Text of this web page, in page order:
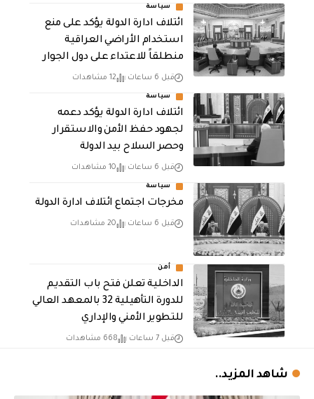
سياسة
ائتلاف ادارة الدولة يؤكد على منع
استخدام الأراضي العراقية
منطلقاً للاعتداء على دول الجوار
قبل 6 ساعات 12 مشاهدات
سياسة
ائتلاف ادارة الدولة يؤكد دعمه
لجهود حفظ الأمن والاستقرار
وحصر السلاح بيد الدولة
قبل 6 ساعات 10 مشاهدات
سياسة
مخرجات اجتماع ائتلاف ادارة الدولة
قبل 6 ساعات 20 مشاهدات
أمن
الداخلية تعلن فتح باب التقديم
للدورة التأهيلية 32 بالمعهد العالي
للتطوير الأمني والإداري
قبل 7 ساعات 668 مشاهدات
شاهد المزيد..